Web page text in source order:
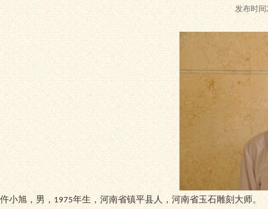
发布时
仵小旭，男，1975年生，河南省镇平县人，河南省玉石雕刻大师。